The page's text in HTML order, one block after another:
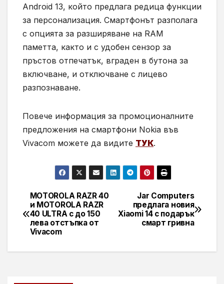
Android 13, който предлага редица функции
за персонализация. Смартфонът разполага
с опцията за разширяване на RAM
паметта, както и с удобен сензор за
пръстов отпечатък, вграден в бутона за
включване, и отключване с лицево
разпознаване.
Повече информация за промоционалните
предложения на смартфони Nokia във
Vivacom можете да видите ТУК.
Навигация
Jar Computers
предлага новия
Xiaomi 14 с подарък
смарт гривна
MOTOROLA RAZR 40
и MOTOROLA RAZR
40 ULTRA с до 150
лева отстъпка от
Vivacom